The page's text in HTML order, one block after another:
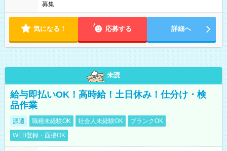
募集
気になる！ 応募する 詳細へ
未読
給与即払いOK！高時給！土日休み！仕分け・検
品作業
派遣 職種未経験OK 社会人未経験OK
ブランクOK
WEB登録・面接OK